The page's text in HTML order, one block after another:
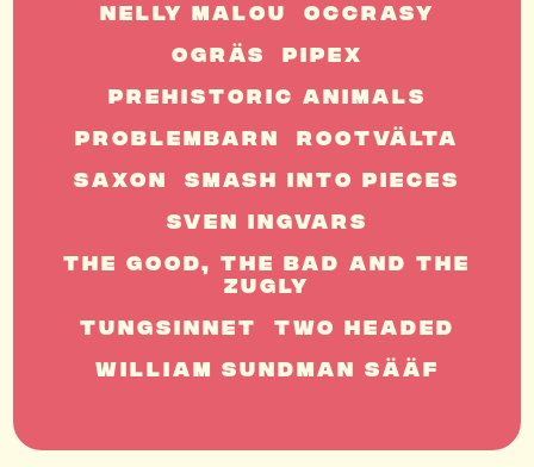
Nelly Malou
Occrasy
Ogräs
Pipex
PreHistoric Animals
Problembarn
Rootvälta
Saxon
Smash Into Pieces
Sven Ingvars
The Good, The Bad And The
Zugly
Tungsinnet
Two Headed
William Sundman Sääf